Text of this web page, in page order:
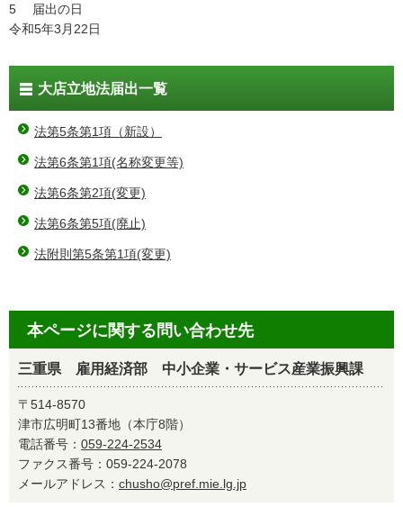
5 届出の日
令和5年3月22日
大店立地法届出一覧
法第5条第1項（新設）
法第6条第1項(名称変更等)
法第6条第2項(変更)
法第6条第5項(廃止)
法附則第5条第1項(変更)
本ページに関する問い合わせ先
三重県 雇用経済部 中小企業・サービス産業振興課
〒514-8570
津市広明町13番地（本庁8階）
電話番号： 059-224-2534
ファクス番号：059-224-2078
メールアドレス： chusho@pref.mie.lg.jp